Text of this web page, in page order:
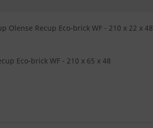
Olense Recup Eco-brick WF - 210 x 22 x 48
Eco-brick WF - 210 x 65 x 48